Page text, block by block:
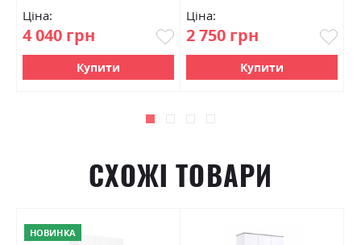
Ціна:
4 040 грн
Купити
Ціна:
2 750 грн
Купити
СХОЖІ ТОВАРИ
НОВИНКА